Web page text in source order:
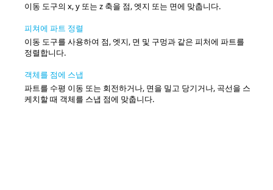
이동 도구의 x, y 또는 z 축을 점, 엣지 또는 면에 맞춥니다.
피쳐에 파트 정렬
이동 도구를 사용하여 점, 엣지, 면 및 구멍과 같은 피처에 파트를
정렬합니다.
객체를 점에 스냅
파트를 수평 이동 또는 회전하거나, 면을 밀고 당기거나, 곡선을 스
케치할 때 객체를 스냅 점에 맞춥니다.